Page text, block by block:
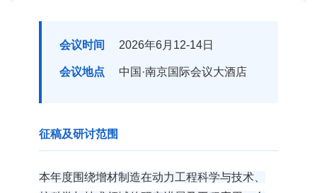
会议时间 2026年6月12-14日
会议地点 中国·南京国际会议大酒店
征稿及研讨范围
本年度围绕增材制造在动力工程科学与技术、